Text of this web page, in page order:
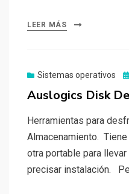
LEER MÁS
Sistemas operativos
Auslogics Disk
Herramientas para
Almacenamiento.
otra portable para
precisar instalación.